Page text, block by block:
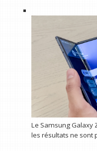
Le Samsung Galaxy
les résultats ne sont